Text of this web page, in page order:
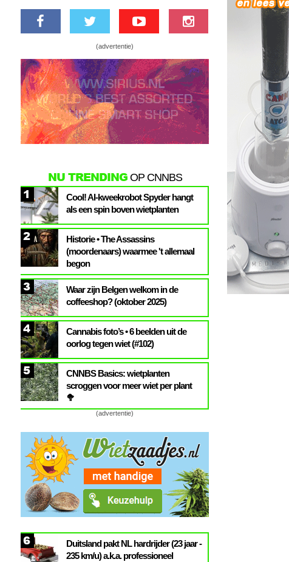
(advertentie)
NU TRENDINGOP CNNBS
1
Cool! AI-kweekrobot Spyder hangt
als een spin boven wietplanten
2
Historie • The Assassins
(moordenaars) waarmee 't allemaal
begon
3
Waar zijn Belgen welkom in de
coffeeshop? (oktober 2025)
4
Cannabis foto’s • 6 beelden uit de
oorlog tegen wiet (#102)
5
CNNBS Basics: wietplanten
scroggen voor meer wiet per plant
🥦
(advertentie)
6
Duitsland pakt NL hardrijder (23 jaar -
235 km/u) a.k.a. professioneel